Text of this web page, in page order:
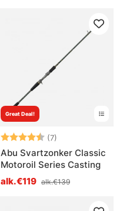
Great Deal!
Arvio: (7)
Abu Svartzonker Classic
Motoroil Series Casting
alk.€119 alk.€139